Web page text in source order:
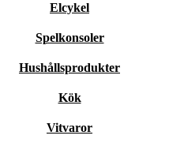
Elcykel
Spelkonsoler
Hushållsprodukter
Kök
Vitvaror